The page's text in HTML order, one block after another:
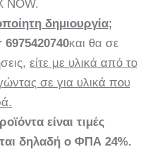
NOW.
δημιουργία;
6975420740και θα σε
είτε με υλικά από το
σε για υλικά που
είναι τιμές
δηλαδή ο ΦΠΑ 24%.